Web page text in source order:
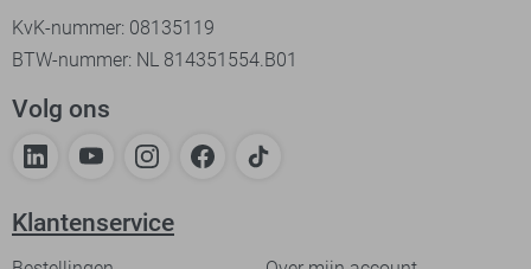
KvK-nummer: 08135119
BTW-nummer: NL 814351554.B01
Volg ons
Klantenservice